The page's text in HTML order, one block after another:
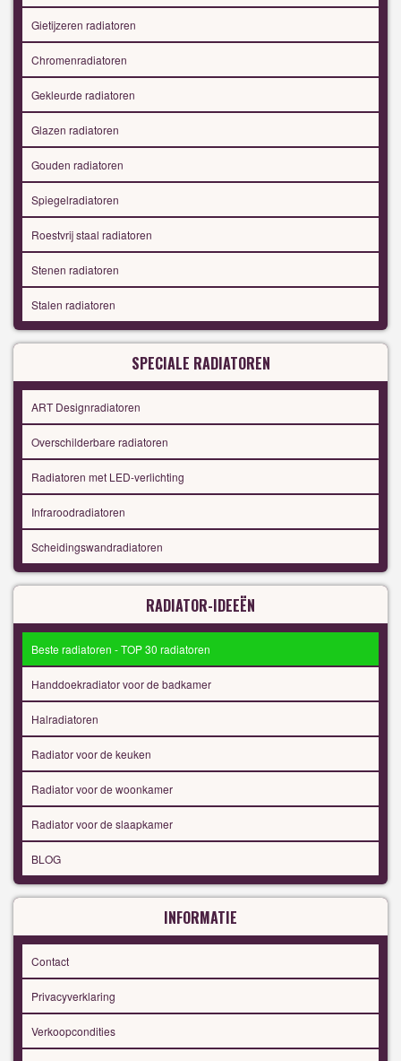
Gietijzeren radiatoren
Chromenradiatoren
Gekleurde radiatoren
Glazen radiatoren
Gouden radiatoren
Spiegelradiatoren
Roestvrij staal radiatoren
Stenen radiatoren
Stalen radiatoren
SPECIALE RADIATOREN
ART Designradiatoren
Overschilderbare radiatoren
Radiatoren met LED-verlichting
Infraroodradiatoren
Scheidingswandradiatoren
RADIATOR-IDEEËN
Beste radiatoren - TOP 30 radiatoren
Handdoekradiator voor de badkamer
Halradiatoren
Radiator voor de keuken
Radiator voor de woonkamer
Radiator voor de slaapkamer
BLOG
INFORMATIE
Contact
Privacyverklaring
Verkoopcondities